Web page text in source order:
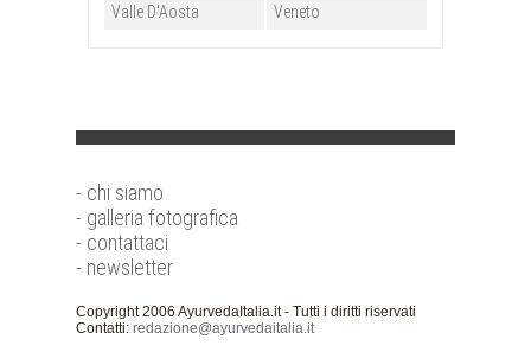
Valle D'Aosta Veneto
- chi siamo
- galleria fotografica
- contattaci
- newsletter
Copyright 2006 AyurvedaItalia.it - Tutti i diritti riservati
Contatti: redazione@ayurvedaitalia.it